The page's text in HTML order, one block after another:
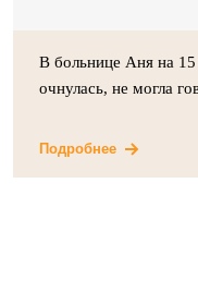
В больнице Аня на 15
очнулась, не могла
Подробнее